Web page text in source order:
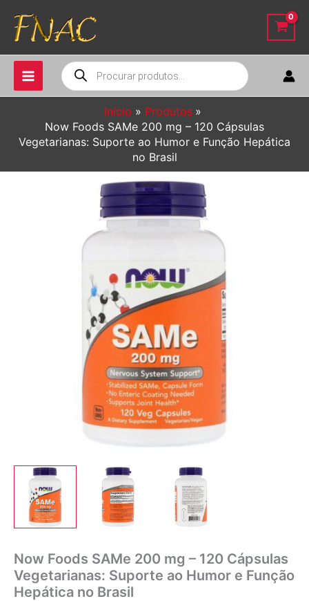
para
conteúdo
Pesquisar
produtos
Início
Produtos
Now Foods SAMe 200 mg – 120 Cápsulas
Vegetarianas: Suporte ao Humor e Função Hepática
no Brasil
Now Foods SAMe 200 mg – 120 Cápsulas
Vegetarianas: Suporte ao Humor e Função
Hepática no Brasil